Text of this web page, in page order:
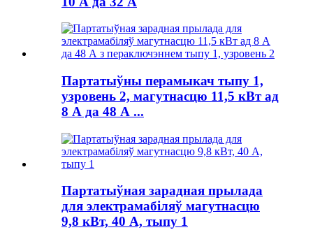
Партатыўны перамыкач тыпу 1,
узровень 2, магутнасцю 11,5 кВт ад
8 А да 48 А ...
Партатыўная зарадная прылада
для электрамабіляў магутнасцю
9,8 кВт, 40 А, тыпу 1